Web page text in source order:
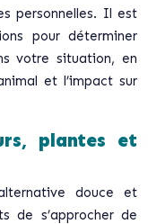
personnelles. Il est
pour déterminer
votre situation, en
et l’impact sur
plantes et
douce et
de s’approcher de